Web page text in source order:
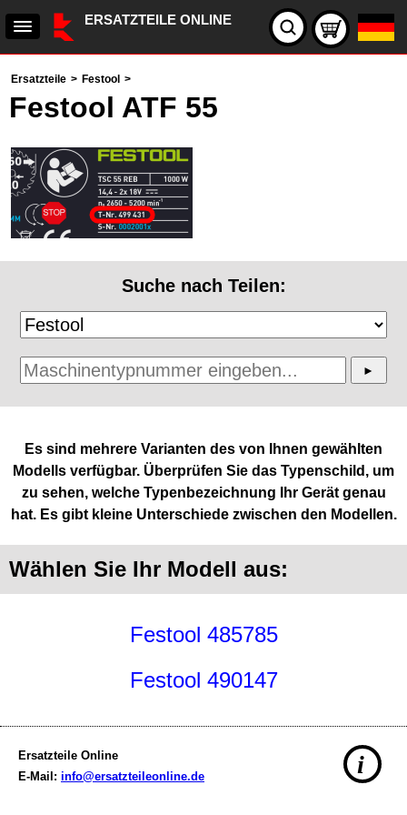
ERSATZTEILE ONLINE
Ersatzteile > Festool >
Festool ATF 55
Suche nach Teilen:
Es sind mehrere Varianten des von Ihnen gewählten
Modells verfügbar. Überprüfen Sie das Typenschild, um
zu sehen, welche Typenbezeichnung Ihr Gerät genau
hat. Es gibt kleine Unterschiede zwischen den Modellen.
Wählen Sie Ihr Modell aus:
Festool 485785
Festool 490147
Ersatzteile Online
E-Mail: info@ersatzteileonline.de i